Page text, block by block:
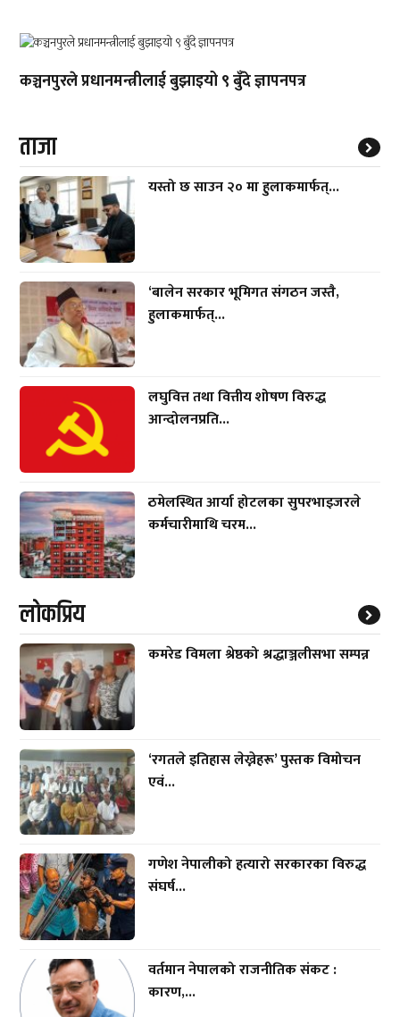
कञ्चनपुरले प्रधानमन्त्रीलाई बुझाइयो ९ बुँदे ज्ञापनपत्र
ताजा
यस्तो छ साउन २० मा हुलाकमार्फत्...
‘बालेन सरकार भूमिगत संगठन जस्तै,
हुलाकमार्फत्...
लघुवित्त तथा वित्तीय शोषण विरुद्ध
आन्दोलनप्रति...
ठमेलस्थित आर्या होटलका सुपरभाइजरले
कर्मचारीमाथि चरम...
लाेकप्रिय
कमरेड विमला श्रेष्ठको श्रद्धाञ्जलीसभा सम्पन्न
‘रगतले इतिहास लेख्नेहरू’ पुस्तक विमोचन
एवं...
गणेश नेपालीको हत्यारो सरकारका विरुद्ध
संघर्ष...
वर्तमान नेपालको राजनीतिक संकट :
कारण,...